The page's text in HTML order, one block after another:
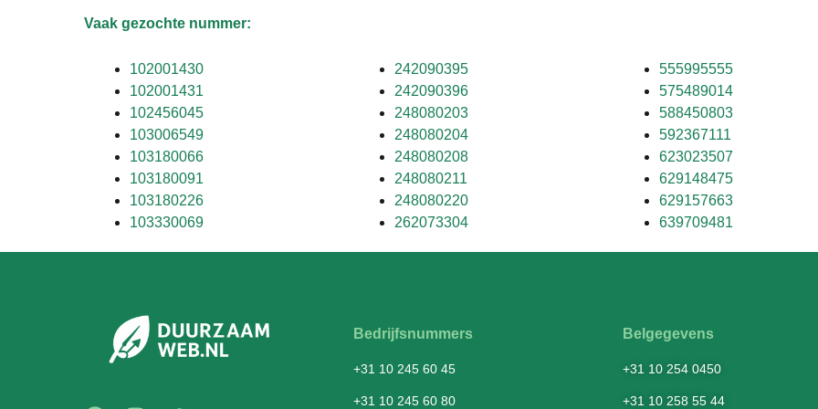
Vaak gezochte nummer:
102001430
102001431
102456045
103006549
103180066
103180091
103180226
103330069
242090395
242090396
248080203
248080204
248080208
248080211
248080220
262073304
555995555
575489014
588450803
592367111
623023507
629148475
629157663
639709481
Bedrijfsnummers
+31 10 245 60 45
+31 10 245 60 80
Belgegevens
+31 10 254 0450
+31 10 258 55 44